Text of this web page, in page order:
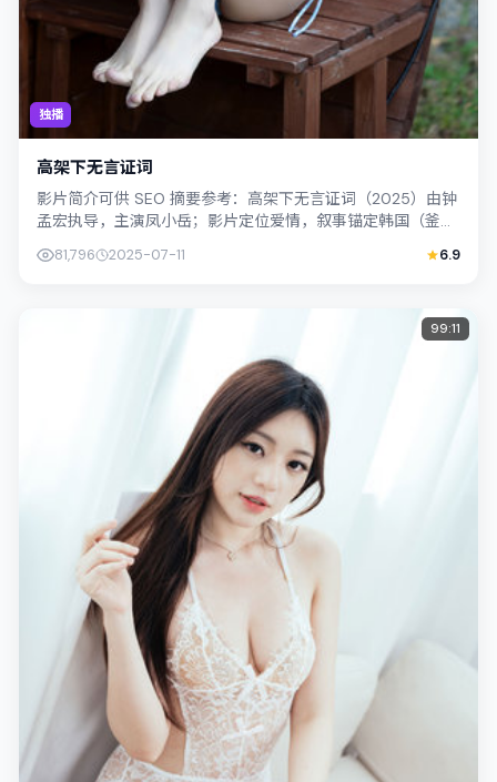
独播
高架下无言证词
影片简介可供 SEO 摘要参考：高架下无言证词（2025）由钟
孟宏执导，主演凤小岳；影片定位爱情，叙事锚定韩国（釜
81,796 2025-07-11 6.9
99:11